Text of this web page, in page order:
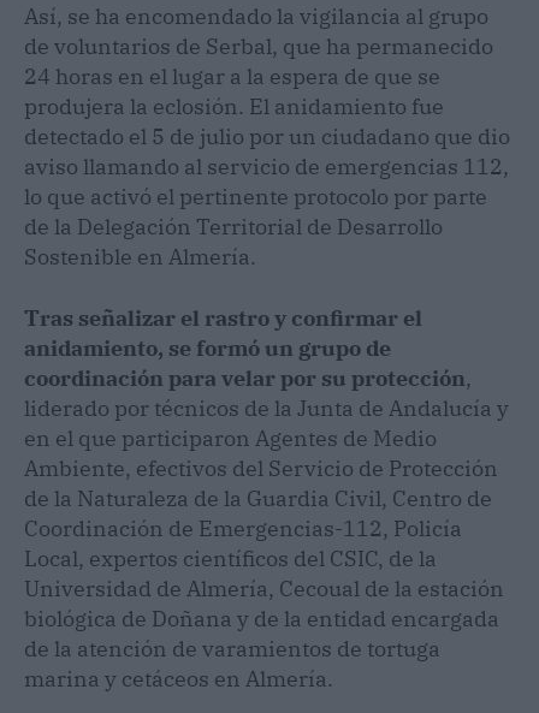
Así, se ha encomendado la vigilancia al grupo
de voluntarios de Serbal, que ha permanecido
24 horas en el lugar a la espera de que se
produjera la eclosión. El anidamiento fue
detectado el 5 de julio por un ciudadano que dio
aviso llamando al servicio de emergencias 112,
lo que activó el pertinente protocolo por parte
de la Delegación Territorial de Desarrollo
Sostenible en Almería.
Tras señalizar el rastro y confirmar el
anidamiento, se formó un grupo de
coordinación para velar por su protección,
liderado por técnicos de la Junta de Andalucía y
en el que participaron Agentes de Medio
Ambiente, efectivos del Servicio de Protección
de la Naturaleza de la Guardia Civil, Centro de
Coordinación de Emergencias-112, Policía
Local, expertos científicos del CSIC, de la
Universidad de Almería, Cecoual de la estación
biológica de Doñana y de la entidad encargada
de la atención de varamientos de tortuga
marina y cetáceos en Almería.